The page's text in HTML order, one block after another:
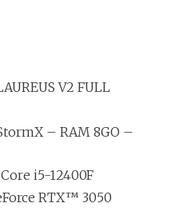
V2 FULL
– RAM 8GO –
i5-12400F
RTX™ 3050